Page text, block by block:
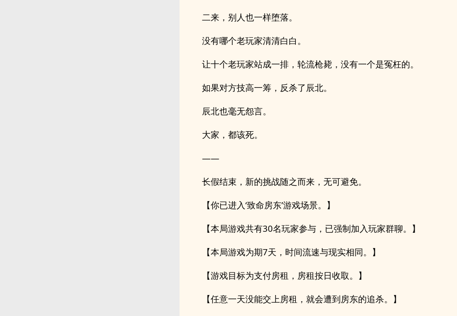
二来，别人也一样堕落。
没有哪个老玩家清清白白。
让十个老玩家站成一排，轮流枪毙，没有一个是冤枉的。
如果对方技高一筹，反杀了辰北。
辰北也毫无怨言。
大家，都该死。
——
长假结束，新的挑战随之而来，无可避免。
【你已进入‘致命房东’游戏场景。】
【本局游戏共有30名玩家参与，已强制加入玩家群聊。】
【本局游戏为期7天，时间流速与现实相同。】
【游戏目标为支付房租，房租按日收取。】
【任意一天没能交上房租，就会遭到房东的追杀。】